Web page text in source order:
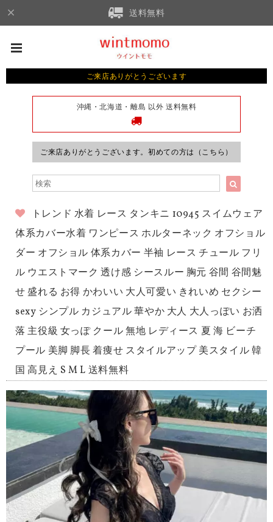
送料無料
ご来店ありがとうございます
沖縄・北海道・離島 以外 送料無料
ご来店ありがとうございます。初めての方は（こちら）
トレンド 水着 レース タンキニ 10945 スイムウェア
体系カバー水着 ワンピース ホルターネック オフショル
ダー オフショル 体系カバー 半袖 レース チュール フリ
ル ウエストマーク 透け感 シースルー 胸元 谷間 谷間魅
せ 盛れる お得 かわいい 大人可愛い きれいめ セクシー
sexy シンプル カジュアル 華やか 大人 大人っぽい お洒
落 主役級 女っぽ クール 無地 レディース 夏 海 ビーチ
プール 美脚 脚長 着痩せ スタイルアップ 美スタイル 韓
国 高見え S M L 送料無料